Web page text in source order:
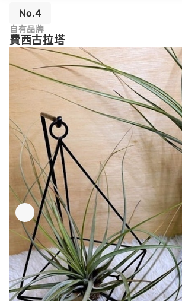
No.4
自有品牌
費西古拉塔